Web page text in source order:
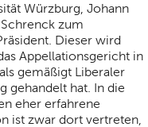
Würzburg, Johann
zum
Dieser wird
Appellationsgericht in
gemäßigt Liberaler
gehandelt hat. In die
eher erfahrene
ist zwar dort vertreten,